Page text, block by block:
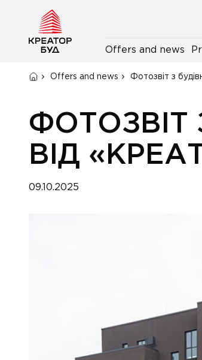
Offers and news
Offers and news Фотозвіт з
ФОТОЗВІТ
ВІД
09.10.2025